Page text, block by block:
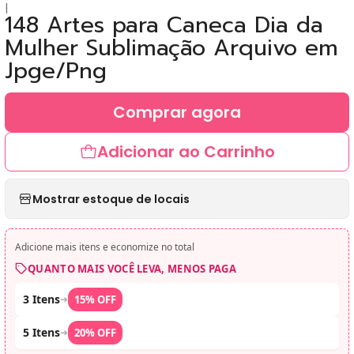
|148 Artes para Caneca Dia da
Mulher Sublimação Arquivo em
Jpge/Png
Adicionar ao Carrinho
Comprar agora
Mostrar estoque de locais
Adicione mais itens e economize no total
QUANTO MAIS VOCÊ LEVA, MENOS PAGA
3 Itens➜ 15% OFF
5 Itens➜ 20% OFF